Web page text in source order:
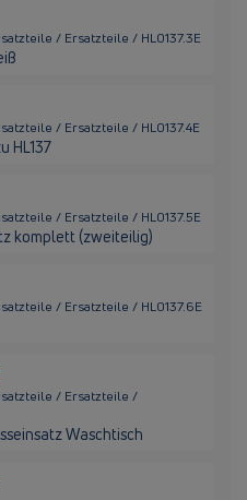
/ Ersatzteile / HL0137.3E
/ Ersatzteile / HL0137.4E
HL137
/ Ersatzteile / HL0137.5E
komplett (zweiteilig)
/ Ersatzteile / HL0137.6E
/ Ersatzteile /
Waschtisch